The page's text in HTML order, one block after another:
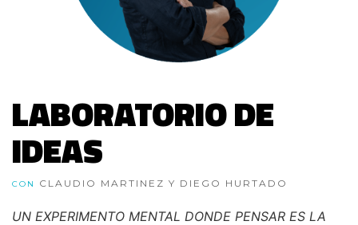
LABORATORIO DE
IDEAS
CON CLAUDIO MARTINEZ Y DIEGO HURTADO
UN EXPERIMENTO MENTAL DONDE PENSAR ES LA